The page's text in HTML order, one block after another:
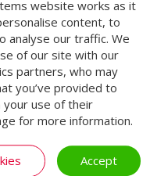
website works as it
content, to
analyse our traffic. We
of our site with our
partners, who may
you’ve provided to
your use of their
for more information.
Accept